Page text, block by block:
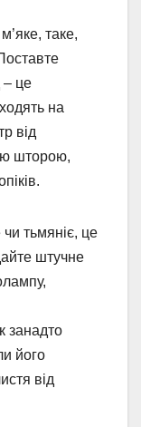
таке,
– це
на
від
шторою,
тьмяніє, це
штучне
занадто
його
від